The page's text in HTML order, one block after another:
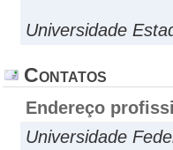
Universidade
Contatos
Endereço
Universidade